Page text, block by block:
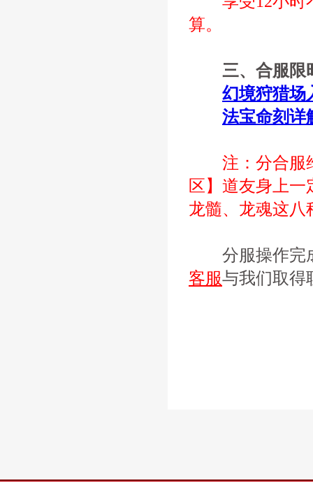
算。
三、合服限
幻境狩猎场
法宝命刻详
注：分合服
区】道友身上
龙髓、龙魂这八
分服操作完成
客服与我们取得